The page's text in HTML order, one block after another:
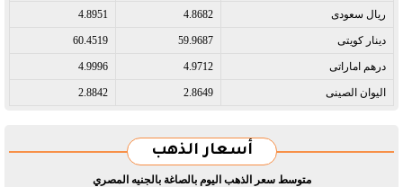
ريال سعودى​ 4.8682
4.8951
دينار كويتى​ 59.9687
60.4519
درهم اماراتى​ 4.9712
4.9996
اليوان الصينى​ 2.8649
2.8842
أسعار الذهب
متوسط سعر الذهب اليوم بالصاغة بالجنيه المصري